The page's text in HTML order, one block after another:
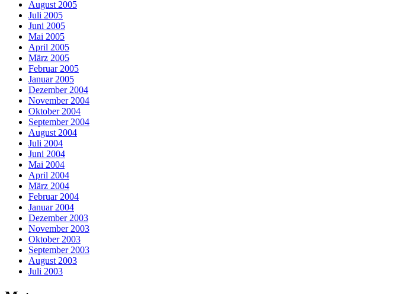
August 2005
Juli 2005
Juni 2005
Mai 2005
April 2005
März 2005
Februar 2005
Januar 2005
Dezember 2004
November 2004
Oktober 2004
September 2004
August 2004
Juli 2004
Juni 2004
Mai 2004
April 2004
März 2004
Februar 2004
Januar 2004
Dezember 2003
November 2003
Oktober 2003
September 2003
August 2003
Juli 2003